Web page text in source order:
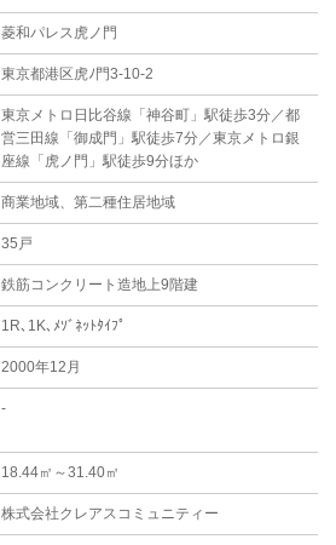
菱和パレス虎ノ門
東京都港区虎ﾉ門3-10-2
東京メトロ日比谷線「神谷町」駅徒歩3分／都
営三田線「御成門」駅徒歩7分／東京メトロ銀
座線「虎ノ門」駅徒歩9分ほか
商業地域、第二種住居地域
35戸
鉄筋コンクリート造地上9階建
1R､1K､ﾒｿﾞﾈｯﾄﾀｲﾌﾟ
2000年12月
-
18.44㎡～31.40㎡
株式会社クレアスコミュニティー